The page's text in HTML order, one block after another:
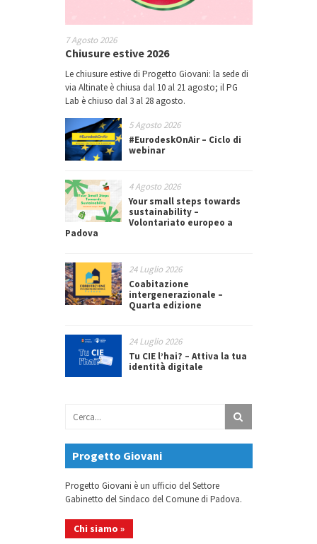
7 Agosto 2026
Chiusure estive 2026
Le chiusure estive di Progetto Giovani: la sede di
via Altinate è chiusa dal 10 al 21 agosto; il PG
Lab è chiuso dal 3 al 28 agosto.
5 Agosto 2026
#EurodeskOnAir – Ciclo di
webinar
4 Agosto 2026
Your small steps towards
sustainability –
Volontariato europeo a
Padova
24 Luglio 2026
Coabitazione
intergenerazionale –
Quarta edizione
24 Luglio 2026
Tu CIE l’hai? – Attiva la tua
identità digitale
Progetto Giovani
Progetto Giovani è un ufficio del Settore
Gabinetto del Sindaco del Comune di Padova.
Chi siamo »